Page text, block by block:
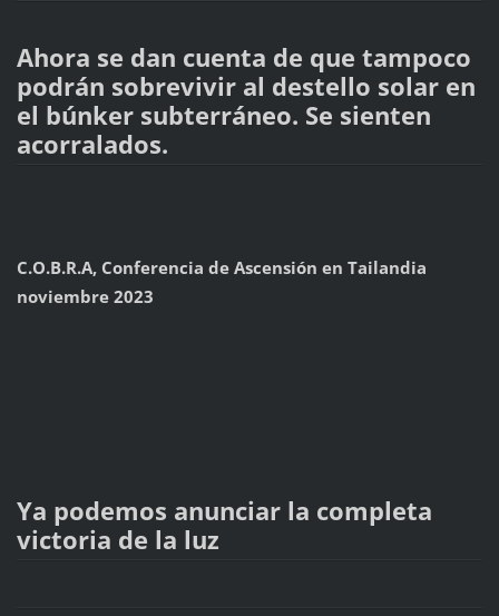
Ahora se dan cuenta de que tampoco
podrán sobrevivir al destello solar en
el búnker subterráneo. Se sienten
acorralados.
C.O.B.R.A, Conferencia de Ascensión en Tailandia
noviembre 2023
Ya podemos anunciar la completa
victoria de la luz